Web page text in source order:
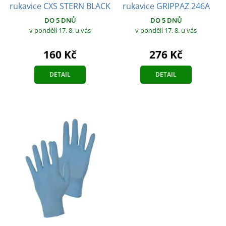
rukavice CXS STERN BLACK
DO 5 DNŮ
v pondělí 17. 8. u vás
160 Kč
DETAIL
rukavice GRIPPAZ 246A
DO 5 DNŮ
v pondělí 17. 8. u vás
276 Kč
DETAIL